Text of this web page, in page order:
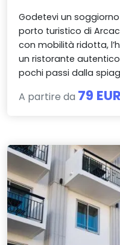
Godetevi un
porto turistico di
con mobilità ridotta,
un ristorante
pochi passi dalla
A partire da 79 EUR